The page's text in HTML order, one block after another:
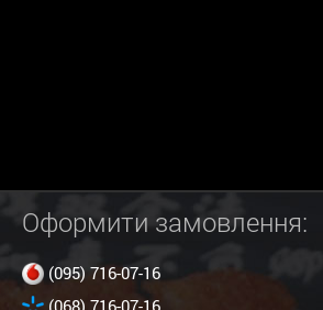
Оформити замовлення:
(095) 716-07-16
(068) 716-07-16